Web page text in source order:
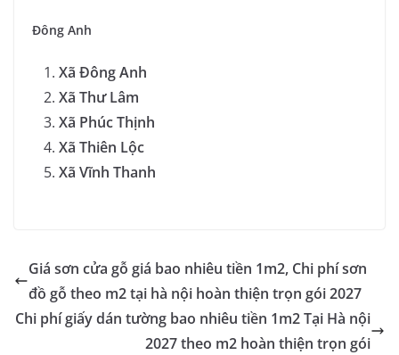
Đông Anh
Xã Đông Anh
Xã Thư Lâm
Xã Phúc Thịnh
Xã Thiên Lộc
Xã Vĩnh Thanh
Giá sơn cửa gỗ giá bao nhiêu tiền 1m2, Chi phí sơn
đồ gỗ theo m2 tại hà nội hoàn thiện trọn gói 2027
Chi phí giấy dán tường bao nhiêu tiền 1m2 Tại Hà nội
2027 theo m2 hoàn thiện trọn gói